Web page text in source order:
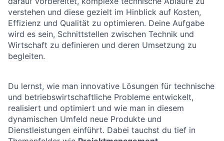
verstehen und diese gezielt im Hinblick auf Kosten,
Effizienz und Qualität zu optimieren. Deine Aufgabe
wird es sein, Schnittstellen zwischen Technik und
Wirtschaft zu definieren und deren Umsetzung zu
begleiten.
Du lernst, wie man innovative Lösungen für technische
und betriebswirtschaftliche Probleme entwickelt,
realisiert und optimiert und wie man in diesem
dynamischen Umfeld neue Produkte und
Dienstleistungen einführt. Dabei tauchst du tief in